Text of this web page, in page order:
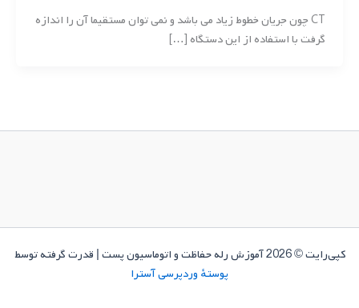
CT چون جریان خطوط زیاد می باشد و نمی توان مستقیما آن را اندازه
گرفت با استفاده از این دستگاه […]
کپی‌رایت © 2026 آموزش رله حفاظت و اتوماسیون پست | قدرت گرفته توسط
پوستهٔ وردپرسی آسترا